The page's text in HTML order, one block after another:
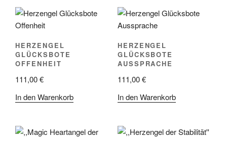
HERZENGEL
GLÜCKSBOTE
OFFENHEIT
111,00€
In den Warenkorb
HERZENGEL
GLÜCKSBOTE
AUSSPRACHE
111,00€
In den Warenkorb